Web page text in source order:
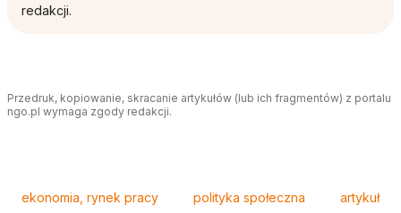
redakcji.
Przedruk, kopiowanie, skracanie artykułów (lub ich fragmentów) z portalu
ngo.pl wymaga zgody redakcji.
ekonomia, rynek pracy polityka społeczna artykuł